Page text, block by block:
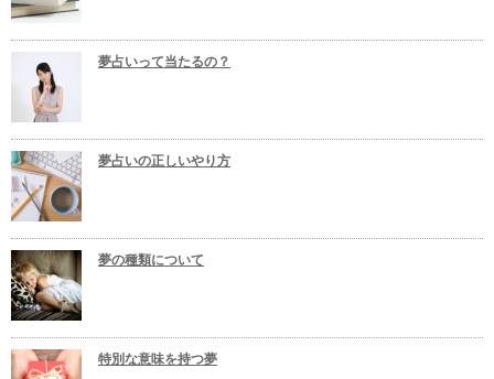
夢占いって当たるの？
夢占いの正しいやり方
夢の種類について
特別な意味を持つ夢